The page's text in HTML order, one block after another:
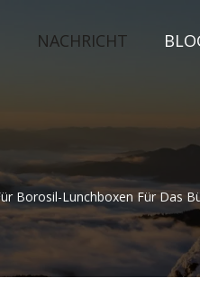
NACHRICHT
Borosil-Lunchboxen Für Das